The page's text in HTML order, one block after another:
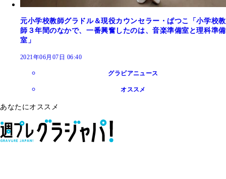
元小学校教師グラドル＆現役カウンセラー・ぱつこ「小学校教
師３年間のなかで、一番興奮したのは、音楽準備室と理科準備
室」
2021年06月07日 06:40
グラビアニュース
オススメ
あなたにオススメ